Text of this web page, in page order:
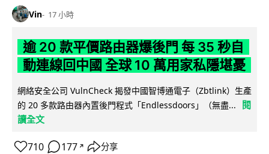
Vin 17 小時
逾 20 款平價路由器爆後門 每 35 秒自
動連線回中國 全球 10 萬用家私隱堪憂
網絡安全公司 VulnCheck 揭發中國智博通電子（Zbtlink）生產
的 20 多款路由器內置後門程式「Endlessdoors」（無盡...
閱
讀全文
710 177 ↗ 分享